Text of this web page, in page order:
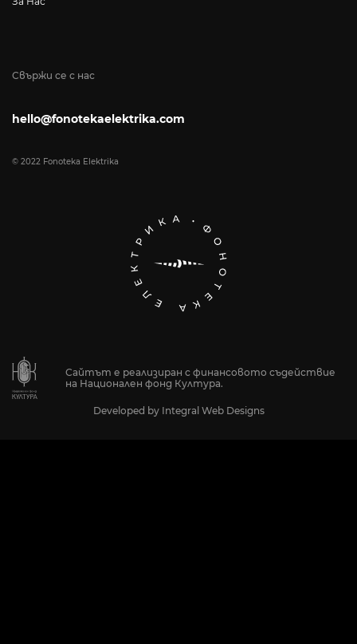
Свържи се с нас
hello@fonotekaelektrika.com
© 2022 Fonoteka Elektrika
Сайтът е реализиран с финансовото съдействие
на Национален фонд Култура.
Developed by Integral Web Designs